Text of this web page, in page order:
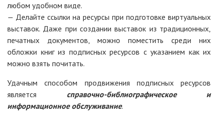
любом удобном виде.
— Делайте ссылки на ресурсы при подготовке виртуальных
выставок. Даже при создании выставок из традиционных,
печатных документов, можно поместить среди них
обложки книг из подписных ресурсов с указанием как их
можно взять почитать.
Удачным способом продвижения подписных ресурсов
является справочно-библиографическое и
информационное обслуживание.